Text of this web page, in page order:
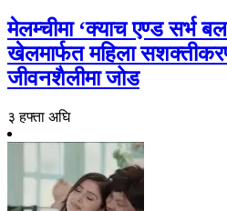
मेलम्चीमा ‘क्याच एण्ड सर्भ
खेलमार्फत महिला
जीवनशैलीमा जोड
३ हफ्ता अघि